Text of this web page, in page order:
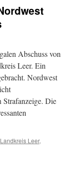
Abschuss von
Leer. Ein
Nordwest
Strafanzeige. Die
Landkreis Leer,